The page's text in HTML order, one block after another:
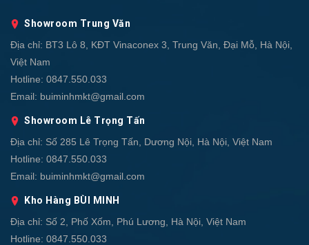
Showroom Trung Văn
Địa chỉ: BT3 Lô 8, KĐT Vinaconex 3, Trung Văn, Đại Mỗ, Hà Nội,
Việt Nam
Hotline: 0847.550.033
Email: buiminhmkt@gmail.com
Showroom Lê Trọng Tấn
Địa chỉ: Số 285 Lê Trọng Tấn, Dương Nội, Hà Nội, Việt Nam
Hotline: 0847.550.033
Email: buiminhmkt@gmail.com
Kho Hàng BÙI MINH
Địa chỉ: Số 2, Phố Xốm, Phú Lương, Hà Nội, Việt Nam
Hotline: 0847.550.033